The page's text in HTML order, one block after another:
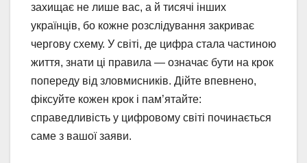
захищає не лише вас, а й тисячі інших
українців, бо кожне розслідування закриває
чергову схему. У світі, де цифра стала частиною
життя, знати ці правила — означає бути на крок
попереду від зловмисників. Дійте впевнено,
фіксуйте кожен крок і пам’ятайте:
справедливість у цифровому світі починається
саме з вашої заяви.